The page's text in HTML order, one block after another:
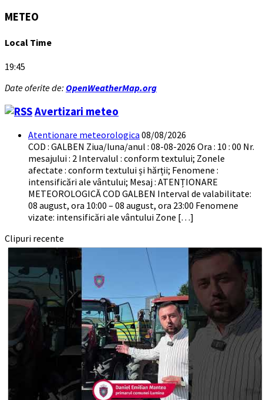
METEO
Local Time
19:45
Date oferite de: OpenWeatherMap.org
Avertizari meteo
Atentionare meteorologica 08/08/2026
COD : GALBEN Ziua/luna/anul : 08-08-2026 Ora : 10 : 00 Nr.
mesajului : 2 Intervalul : conform textului; Zonele
afectate : conform textului și hărții; Fenomene :
intensificări ale vântului; Mesaj : ATENȚIONARE
METEOROLOGICĂ COD GALBEN Interval de valabilitate:
08 august, ora 10:00 – 08 august, ora 23:00 Fenomene
vizate: intensificări ale vântului Zone […]
Clipuri recente